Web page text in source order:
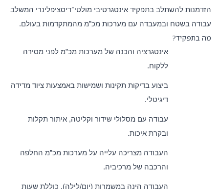
הזדמנות להשתלב בתפקיד אינטגרטיבי מולטי־דיסציפלינרי המשלב
עבודה בשטח ובמעבדה עם מערכות מכ”מ מהמתקדמות בעולם.
מה בתפקיד?
אינטגרציה והכנה של מערכות מכ”מ לפני מסירה
ללקוח.
ביצוע בדיקות תקינות ושמישות באמצעות ציוד מדידה
דיגיטלי.
עבודה עם מסלולי שידור וקליטה, איתור תקלות
ובקרת איכות.
העבודה מצריכה עלייה על מערכות מכ”מ החלפה
והרכבה של מרכיביה.
העבודה הינה במשמרות (יום/לילה), כוללת שעות